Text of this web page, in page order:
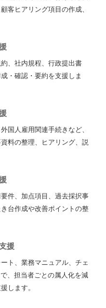
客ヒアリング項目の作成、
、社内規程、行政提出書
・確認・要約を支援しま
国人雇用関連手続きなど、
料の整理、ヒアリング、説
件、加点項目、過去採択事
台作成や改善ポイントの整
援
ト、業務マニュアル、チェ
、担当者ごとの属人化を減
します。